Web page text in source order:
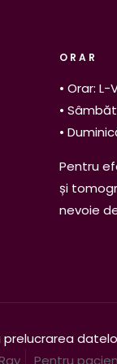
ORAR
• Orar: L-
•
•
Pentru
și
nevoie
prelucrarea
Pentru